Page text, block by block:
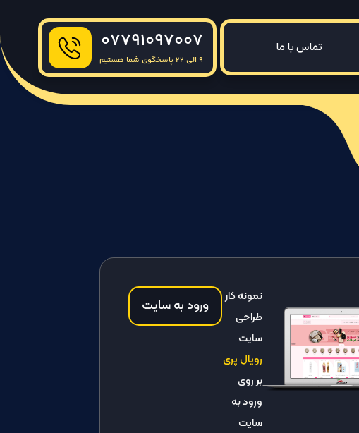
تماس با ما 07791097007
9 الی 22 پاسخگوی شما هستیم
نمونه کار
طراحی
سایت
رویال پری
بر روی
ورود به
سایت
ورود به سایت